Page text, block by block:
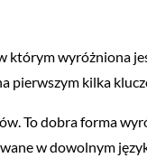
którym wyróżniona
kilka
To dobra forma
w dowolnym